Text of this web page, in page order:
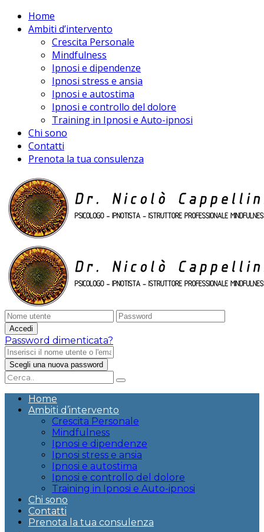
Home
Ambiti d’intervento
Crescita Personale
Mindfulness
Ipnosi e dipendenze
Ipnosi stress e ansia
Ipnosi e autostima
Ipnosi e controllo del dolore
Training in Ipnosi e Auto-ipnosi
Chi sono
Contatti
Prenota la tua consulenza
Password dimenticata?
Home
Ambiti d’intervento
Crescita Personale
Mindfulness
Ipnosi e dipendenze
Ipnosi stress e ansia
Ipnosi e autostima
Ipnosi e controllo del dolore
Training in Ipnosi e Auto-ipnosi
Chi sono
Contatti
Prenota la tua consulenza